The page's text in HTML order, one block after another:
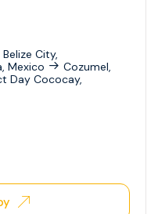
Belize City,
Mexico
Cozumel,
Day Cococay,